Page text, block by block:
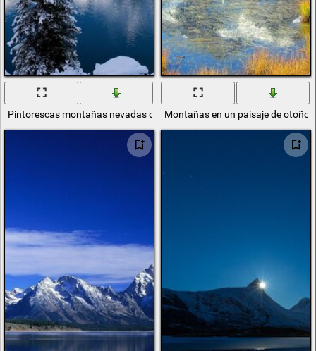
Pintorescas montañas nevadas de inviernoMontañas en un paisaje de otoño